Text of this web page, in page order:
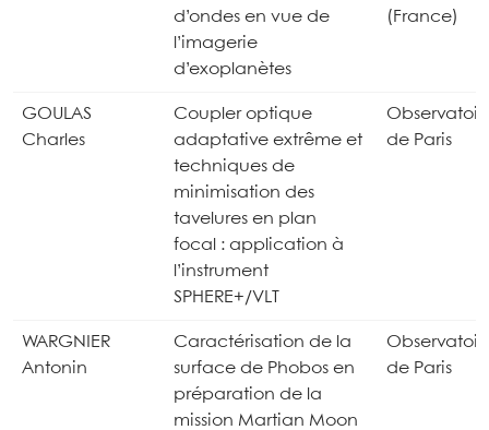
d’ondes en vue de
l’imagerie
d’exoplanètes
(France)
GOULAS
Charles
Coupler optique
adaptative extrême et
techniques de
minimisation des
tavelures en plan
focal : application à
l’instrument
SPHERE+/VLT
de Paris
WARGNIER
Antonin
Caractérisation de la
surface de Phobos en
préparation de la
mission Martian Moon
de Paris